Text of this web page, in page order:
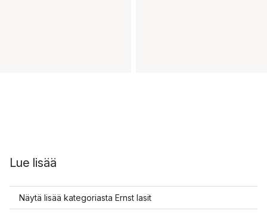
Lue lisää
Näytä lisää kategoriasta Ernst lasit